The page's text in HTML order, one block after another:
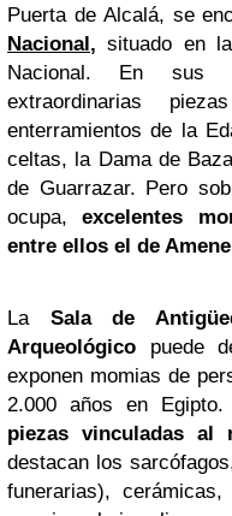
Puerta de Alcalá, se
Nacional, situado en
Nacional. En sus
extraordinarias
enterramientos de la
celtas, la Dama de
de Guarrazar. Pero
ocupa,excelentes
entre ellos el de
La Sala de
Arqueológico puede
exponen momias de
2.000 años en
piezas vinculadas al
destacan los
funerarias),